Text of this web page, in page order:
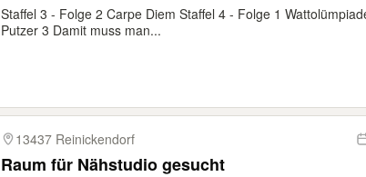
Staffel 3 - Folge 2 Carpe Diem Staffel 4 - Folge 1
Putzer 3 Damit muss man...
13437 Reinickendorf
Raum für Nähstudio gesucht